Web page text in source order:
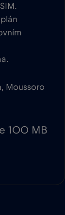
Moussoro
100 MB